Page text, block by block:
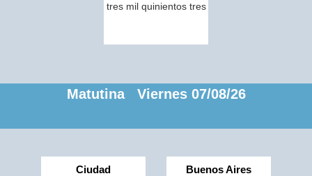
tres mil quinientos tres
Matutina Viernes 07/08/26
Ciudad Buenos Aires